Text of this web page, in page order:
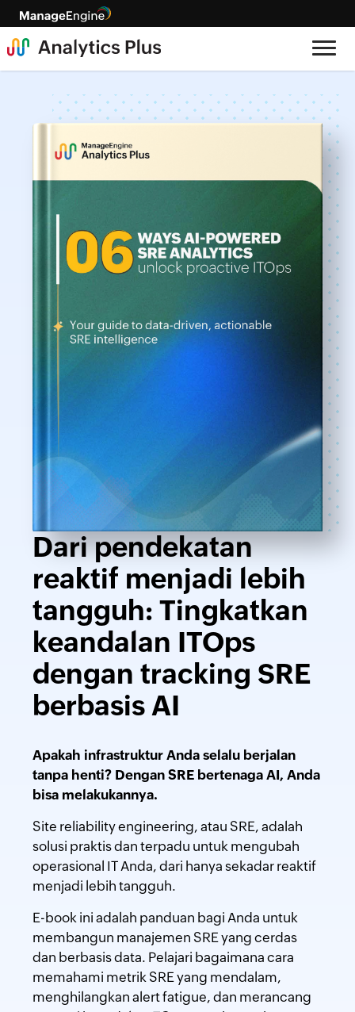
Dari pendekatan
reaktif menjadi lebih
tangguh: Tingkatkan
keandalan ITOps
dengan tracking SRE
berbasis AI
Apakah infrastruktur Anda selalu berjalan
tanpa henti? Dengan SRE bertenaga AI, Anda
bisa melakukannya.
Site reliability engineering, atau SRE, adalah
solusi praktis dan terpadu untuk mengubah
operasional IT Anda, dari hanya sekadar reaktif
menjadi lebih tangguh.
E-book ini adalah panduan bagi Anda untuk
membangun manajemen SRE yang cerdas
dan berbasis data. Pelajari bagaimana cara
memahami metrik SRE yang mendalam,
menghilangkan alert fatigue, dan merancang